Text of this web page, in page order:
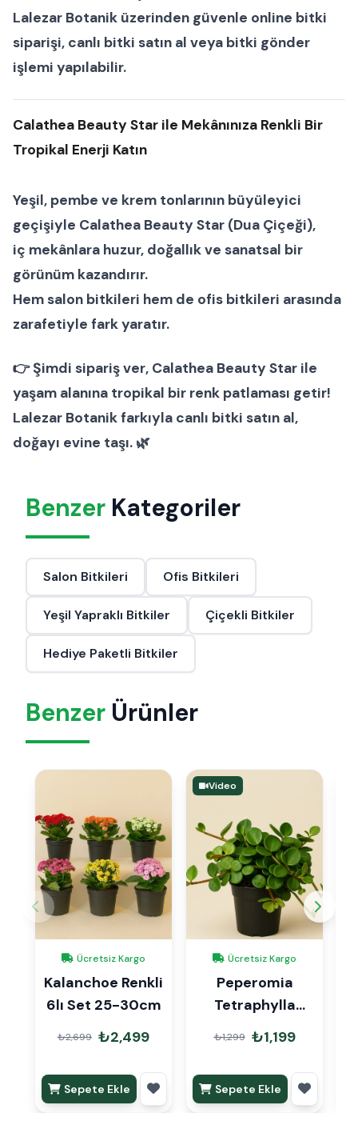
Lalezar Botanik üzerinden güvenle online bitki
siparişi, canlı bitki satın al veya bitki gönder
işlemi yapılabilir.
Calathea Beauty Star ile Mekânınıza Renkli Bir
Tropikal Enerji Katın
Yeşil, pembe ve krem tonlarının büyüleyici
geçişiyle Calathea Beauty Star (Dua Çiçeği),
iç mekânlara huzur, doğallık ve sanatsal bir
görünüm kazandırır.
Hemsalon bitkileri hem de ofis bitkileri arasında
zarafetiyle fark yaratır.
👉Şimdi sipariş ver, Calathea Beauty Star ile
yaşam alanına tropikal bir renk patlaması getir!
Lalezar Botanikfarkıyla canlı bitki satın al,
doğayı evine taşı. 🌿
Benzer Kategoriler
Salon Bitkileri Ofis Bitkileri
Yeşil Yapraklı Bitkiler Çiçekli Bitkiler
Hediye Paketli Bitkiler
Benzer Ürünler
Ücretsiz Kargo
Kalanchoe Renkli
6lı Set 25-30cm
₺2,699 ₺2,499
Sepete Ekle
Video
Ücretsiz Kargo
Peperomia
Tetraphylla
'hope'
₺1,299 ₺1,199
Sepete Ekle